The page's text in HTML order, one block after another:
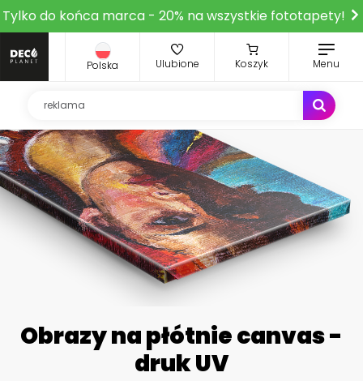
Tylko do końca marca - 20% na wszystkie fototapety!
Polska Ulubione Koszyk Menu
Obrazy na płótnie canvas -
druk UV